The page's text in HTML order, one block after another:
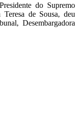
do Supremo
de Sousa, deu
Desembargadora